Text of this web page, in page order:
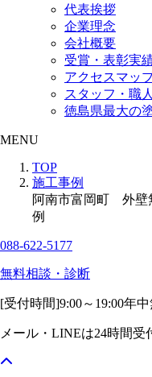
代表挨拶
企業理念
会社概要
受賞・表彰実
アクセスマッ
スタッフ・職
徳島県最大の
MENU
TOP
施工事例
阿南市富岡町 外
例
088-622-5177
無料相談・診断
[受付時間]9:00～19:00年
メール・LINEは24時間受